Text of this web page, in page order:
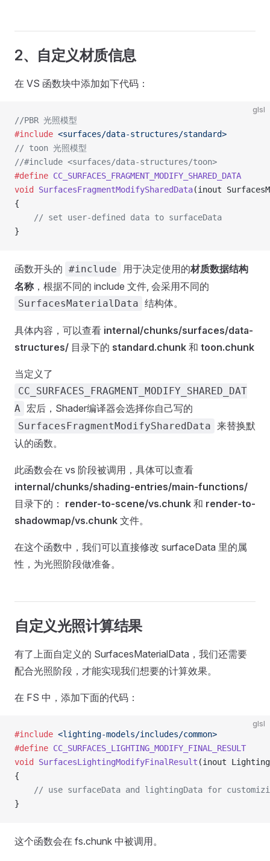
2、自定义材质信息
在 VS 函数块中添加如下代码：
glsl
//PBR 光照模型
#include <surfaces/data-structures/standard>
// toon 光照模型
//#include <surfaces/data-structures/toon>
#define CC_SURFACES_FRAGMENT_MODIFY_SHARED_DATA
void
SurfacesFragmentModifySharedData(inout
{
    // set user-defined data to surfaceData
}
函数开头的 #include 用于决定使用的材质数据结构
名称 ，根据不同的 include 文件, 会采用不同的
SurfacesMaterialData 结构体。
具体内容，可以查看 internal/chunks/surfaces/data-
structures/ 目录下的 standard.chunk 和 toon.chunk
当定义了
CC_SURFACES_FRAGMENT_MODIFY_SHARED_DAT
A 宏后，Shader编译器会选择你自己写的
SurfacesFragmentModifySharedData 来替换默
认的函数。
此函数会在 vs 阶段被调用，具体可以查看
internal/chunks/shading-entries/main-functions/
目录下的： render-to-scene/vs.chunk 和 render-to-
shadowmap/vs.chunk 文件。
在这个函数中，我们可以直接修改 surfaceData 里的属
性，为光照阶段做准备。
自定义光照计算结果
有了上面自定义的 SurfacesMaterialData，我们还需要
配合光照阶段，才能实现我们想要的计算效果。
在 FS 中，添加下面的代码：
glsl
#include <lighting-models/includes/common>
#define CC_SURFACES_LIGHTING_MODIFY_FINAL_RESULT
void
SurfacesLightingModifyFinalResult (inout
{
// use surfaceData and lightingData for
}
这个函数会在 fs.chunk 中被调用。